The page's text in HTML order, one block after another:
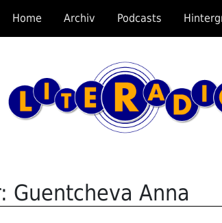
Home Archiv Podcasts
Guentcheva Anna